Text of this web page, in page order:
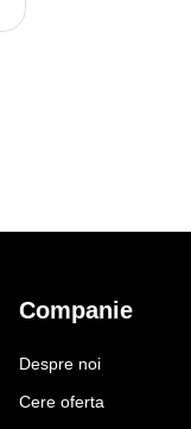
Companie
Despre noi
Cere oferta